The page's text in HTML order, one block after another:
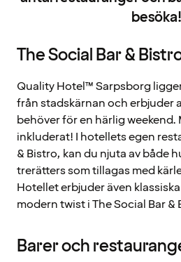
besöka!
The Social Bar &
Quality Hotel™ Sarpsborg
från stadskärnan och erbjuder
behöver för en härlig
inkluderat! I hotellets egen
& Bistro, kan du njuta av både
trerätters som tillagas med
Hotellet erbjuder även
modern twist i The Social Bar &
Barer och